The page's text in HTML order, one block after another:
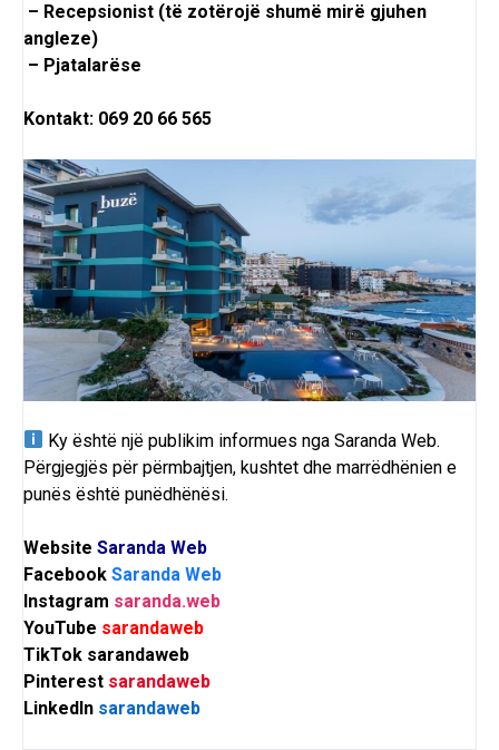
– Recepsionist (të zotërojë shumë mirë gjuhen
angleze)
– Pjatalarëse
Kontakt: 069 20 66 565
Ky është një publikim informues ngaSaranda Web.
Përgjegjës për përmbajtjen, kushtet dhe marrëdhënien e
punës është punëdhënësi.
Website Saranda Web
Facebook Saranda Web
Instagram saranda.web
YouTube sarandaweb
TikTok sarandaweb
Pinterest sarandaweb
LinkedIn sarandaweb